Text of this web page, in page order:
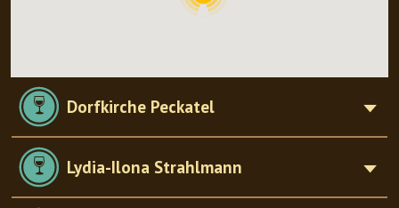
Dorfkirche Peckatel
Lydia-Ilona Strahlmann